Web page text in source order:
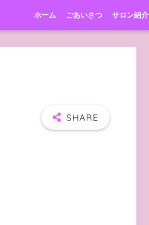
ホーム ごあいさつ サロン紹介